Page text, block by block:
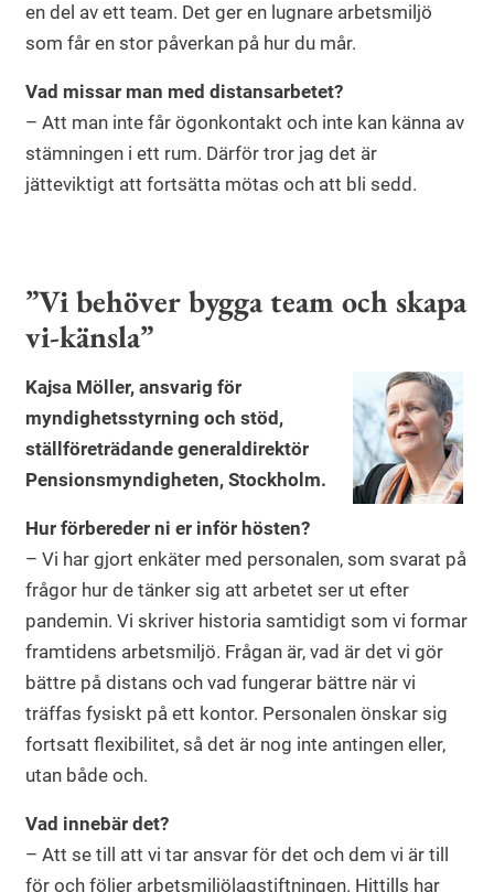
en del av ett team. Det ger en lugnare arbetsmiljö
som får en stor påverkan på hur du mår.
Vad missar man med distansarbetet?
– Att man inte får ögonkontakt och inte kan känna av
stämningen i ett rum. Därför tror jag det är
jätteviktigt att fortsätta mötas och att bli sedd.
”Vi behöver bygga team och skapa
vi-känsla”
Kajsa Möller, ansvarig för
myndighetsstyrning och stöd,
ställföreträdande generaldirektör
Pensionsmyndigheten, Stockholm.
Hur förbereder ni er inför hösten?
– Vi har gjort enkäter med personalen, som svarat på
frågor hur de tänker sig att arbetet ser ut efter
pandemin. Vi skriver historia samtidigt som vi formar
framtidens arbetsmiljö. Frågan är, vad är det vi gör
bättre på distans och vad fungerar bättre när vi
träffas fysiskt på ett kontor. Personalen önskar sig
fortsatt flexibilitet, så det är nog inte antingen eller,
utan både och.
Vad innebär det?
– Att se till att vi tar ansvar för det och dem vi är till
för och följer arbetsmiljölagstiftningen. Hittills har